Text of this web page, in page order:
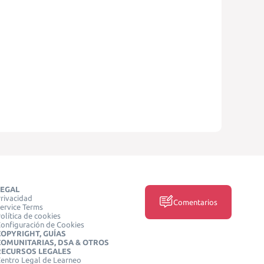
Terms
de cookies
de Cookies
GUÍAS
DSA & OTROS
LEGALES
Legal de Learneo
Comentarios